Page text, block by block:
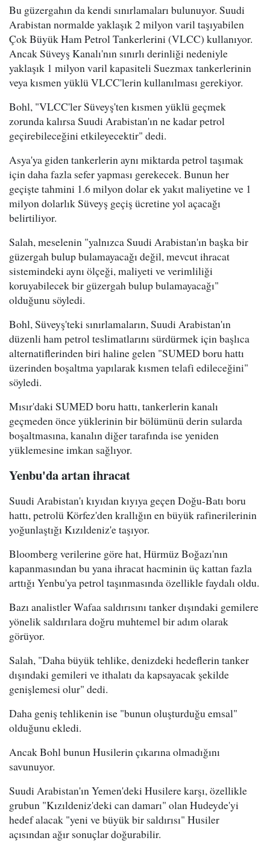
Bu güzergahın da kendi sınırlamaları bulunuyor. Suudi
Arabistan normalde yaklaşık 2 milyon varil taşıyabilen
Çok Büyük Ham Petrol Tankerlerini (VLCC) kullanıyor.
Ancak Süveyş Kanalı'nın sınırlı derinliği nedeniyle
yaklaşık 1 milyon varil kapasiteli Suezmax tankerlerinin
veya kısmen yüklü VLCC'lerin kullanılması gerekiyor.
Bohl, "VLCC'ler Süveyş'ten kısmen yüklü geçmek
zorunda kalırsa Suudi Arabistan'ın ne kadar petrol
geçirebileceğini etkileyecektir" dedi.
Asya'ya giden tankerlerin aynı miktarda petrol taşımak
için daha fazla sefer yapması gerekecek. Bunun her
geçişte tahmini 1.6 milyon dolar ek yakıt maliyetine ve 1
milyon dolarlık Süveyş geçiş ücretine yol açacağı
belirtiliyor.
Salah, meselenin "yalnızca Suudi Arabistan'ın başka bir
güzergah bulup bulamayacağı değil, mevcut ihracat
sistemindeki aynı ölçeği, maliyeti ve verimliliği
koruyabilecek bir güzergah bulup bulamayacağı"
olduğunu söyledi.
Bohl, Süveyş'teki sınırlamaların, Suudi Arabistan'ın
düzenli ham petrol teslimatlarını sürdürmek için başlıca
alternatiflerinden biri haline gelen "SUMED boru hattı
üzerinden boşaltma yapılarak kısmen telafi edileceğini"
söyledi.
Mısır'daki SUMED boru hattı, tankerlerin kanalı
geçmeden önce yüklerinin bir bölümünü derin sularda
boşaltmasına, kanalın diğer tarafında ise yeniden
yüklemesine imkan sağlıyor.
Yenbu'da artan ihracat
Suudi Arabistan'ı kıyıdan kıyıya geçen Doğu-Batı boru
hattı, petrolü Körfez'den krallığın en büyük rafinerilerinin
yoğunlaştığı Kızıldeniz'e taşıyor.
Bloomberg verilerine göre hat, Hürmüz Boğazı'nın
kapanmasından bu yana ihracat hacminin üç kattan fazla
arttığı Yenbu'ya petrol taşınmasında özellikle faydalı oldu.
Bazı analistler Wafaa saldırısını tanker dışındaki gemilere
yönelik saldırılara doğru muhtemel bir adım olarak
görüyor.
Salah, "Daha büyük tehlike, denizdeki hedeflerin tanker
dışındaki gemileri ve ithalatı da kapsayacak şekilde
genişlemesi olur" dedi.
Daha geniş tehlikenin ise "bunun oluşturduğu emsal"
olduğunu ekledi.
Ancak Bohl bunun Husilerin çıkarına olmadığını
savunuyor.
Suudi Arabistan'ın Yemen'deki Husilere karşı, özellikle
grubun "Kızıldeniz'deki can damarı" olan Hudeyde'yi
hedef alacak "yeni ve büyük bir saldırısı" Husiler
açısından ağır sonuçlar doğurabilir.